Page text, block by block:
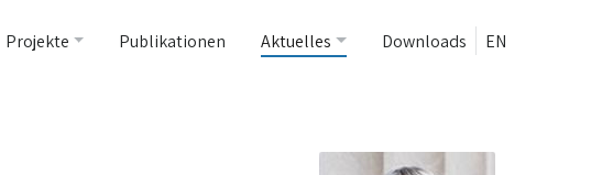
Projekte Publikationen Aktuelles Downloads EN